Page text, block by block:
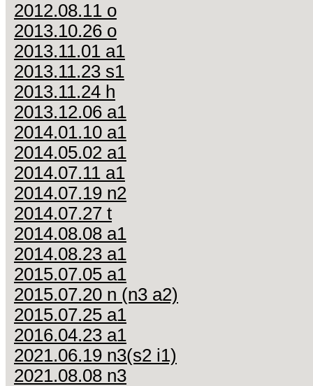
2012.08.11 o
2013.10.26 o
2013.11.01 a1
2013.11.23 s1
2013.11.24 h
2013.12.06 a1
2014.01.10 a1
2014.05.02 a1
2014.07.11 a1
2014.07.19 n2
2014.07.27 t
2014.08.08 a1
2014.08.23 a1
2015.07.05 a1
2015.07.20 n (n3 a2)
2015.07.25 a1
2016.04.23 a1
2021.06.19 n3(s2 i1)
2021.08.08 n3